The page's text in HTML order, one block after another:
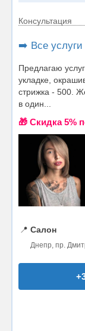
Консультация
➡️ Все
Предлагаю
укладке,
стрижка - 500.
в один...
🎁 Cкидка 5%
📍 Салон
Днепр, пр.